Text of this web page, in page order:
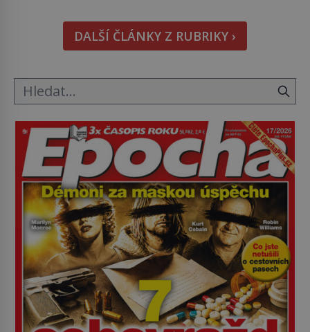
znetvořené válkou, tresty nebo nehodami. Jejich
metody jsou překvapivě promyšlené a některé
principy používají chirurgové dodnes. Úplně první
DALŠÍ ČLÁNKY Z RUBRIKY ›